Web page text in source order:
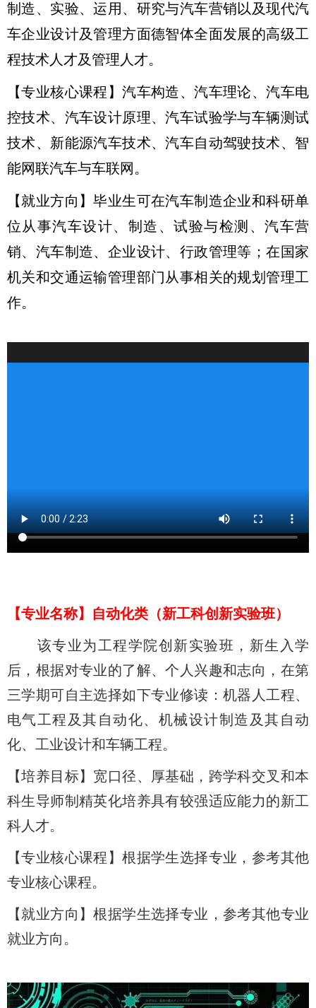
制造、实验、运用、研究与汽车营销以及现代汽
车企业设计及管理方面德智体全面发展的高级工
程技术人才及管理人才。
【专业核心课程】汽车构造、汽车理论、汽车电
控技术、汽车设计原理、汽车试验学与车辆测试
技术、新能源汽车技术、汽车自动驾驶技术、智
能网联汽车与车联网。
【就业方向】毕业生可在汽车制造企业和科研单
位从事汽车设计、制造、试验与检测、汽车营
销、汽车制造、企业设计、行政管理等；在国家
机关和交通运输管理部门从事相关的规划管理工
作。
【专业名称】 自动化类（新工科创新实验班）
该专业为工程学院创新实验班，新生入学
后，根据对专业的了解、个人兴趣和志向，在第
三学期可自主选择如下专业修读：机器人工程、
电气工程及其自动化、机械设计制造及其自动
化、工业设计和车辆工程。
【培养目标】宽口径、厚基础，跨学科交叉和本
科生导师制精英化培养具有较强适应能力的新工
科人才。
【专业核心课程】根据学生选择专业，参考其他
专业核心课程。
【就业方向】根据学生选择专业，参考其他专业
就业方向。